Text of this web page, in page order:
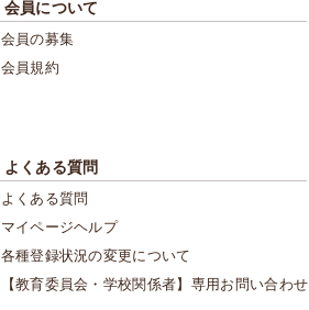
会員について
会員の募集
会員規約
よくある質問
よくある質問
マイページヘルプ
各種登録状況の変更について
【教育委員会・学校関係者】専用お問い合わせ